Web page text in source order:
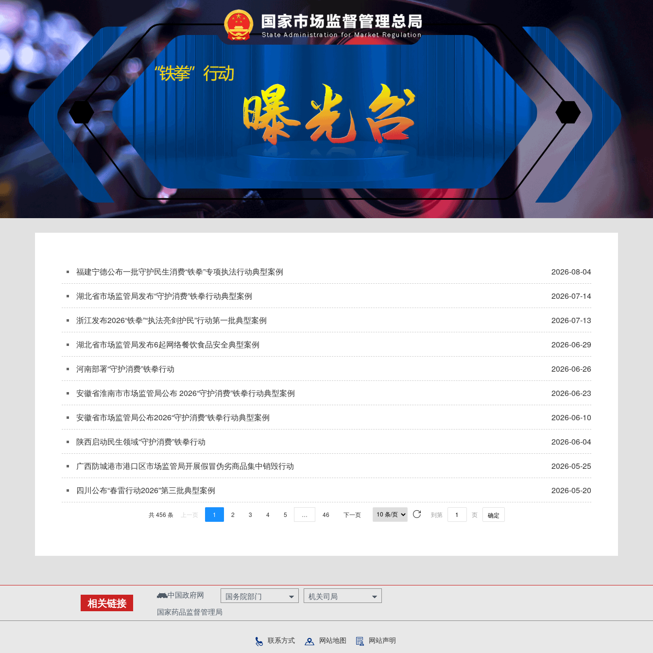
福建宁德公布一批守护民生消费“铁拳”专项执法行动典型案例 2026-08-04
湖北省市场监管局发布“守护消费”铁拳行动典型案例 2026-07-14
浙江发布2026“铁拳”“执法亮剑护民”行动第一批典型案例 2026-07-13
湖北省市场监管局发布6起网络餐饮食品安全典型案例 2026-06-29
河南部署“守护消费”铁拳行动 2026-06-26
安徽省淮南市市场监管局公布 2026“守护消费”铁拳行动典型案例 2026-06-23
安徽省市场监管局公布2026“守护消费”铁拳行动典型案例 2026-06-10
陕西启动民生领域“守护消费”铁拳行动 2026-06-04
广西防城港市港口区市场监管局开展假冒伪劣商品集中销毁行动 2026-05-25
四川公布“春雷行动2026”第三批典型案例 2026-05-20
共 456 条 上一页 1 2 3 4 5 … 46 下一页 到第 页 确定
相关链接
中国政府网 国务院部门
机关司局
国家药品监督管理局
联系方式 网站地图 网站声明